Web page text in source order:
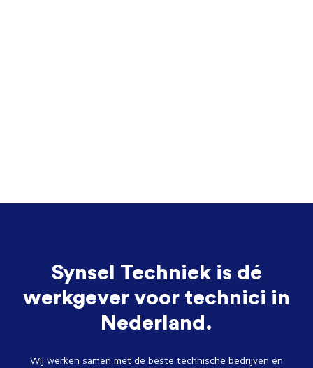
Synsel Techniek is dé
werkgever voor technici in
Nederland.
Wij werken samen met de beste technische bedrijven en